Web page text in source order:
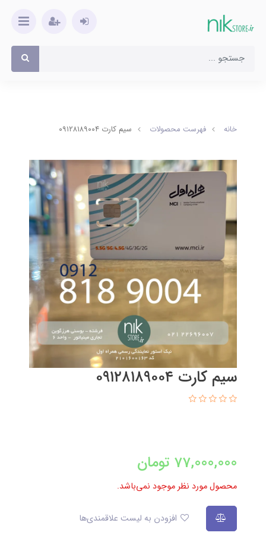
خانه فهرست محصولات سیم کارت ۰۹۱۲۸۱۸۹۰۰۴
سیم کارت ۰۹۱۲۸۱۸۹۰۰۴
77,000,000 تومان
محصول مورد نظر موجود نمی‌باشد.